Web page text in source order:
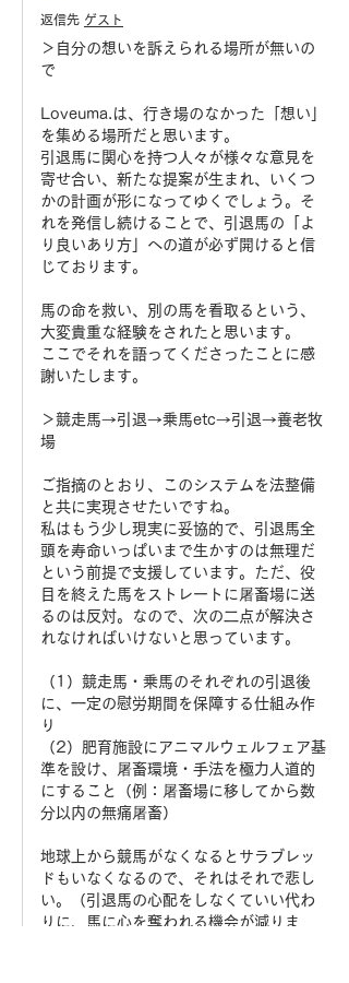
返信先 ゲスト
＞自分の想いを訴えられる場所が無いの
で
Loveuma.は、行き場のなかった「想い」
を集める場所だと思います。
引退馬に関心を持つ人々が様々な意見を
寄せ合い、新たな提案が生まれ、いくつ
かの計画が形になってゆくでしょう。そ
れを発信し続けることで、引退馬の「よ
り良いあり方」への道が必ず開けると信
じております。
馬の命を救い、別の馬を看取るという、
大変貴重な経験をされたと思います。
ここでそれを語ってくださったことに感
謝いたします。
＞競走馬→引退→乗馬etc→引退→養老牧
場
ご指摘のとおり、このシステムを法整備
と共に実現させたいですね。
私はもう少し現実に妥協的で、引退馬全
頭を寿命いっぱいまで生かすのは無理だ
という前提で支援しています。ただ、役
目を終えた馬をストレートに屠畜場に送
るのは反対。なので、次の二点が解決さ
れなければいけないと思っています。
（1）競走馬・乗馬のそれぞれの引退後
に、一定の慰労期間を保障する仕組み作
り
（2）肥育施設にアニマルウェルフェア基
準を設け、屠畜環境・手法を極力人道的
にすること（例：屠畜場に移してから数
分以内の無痛屠畜）
地球上から競馬がなくなるとサラブレッ
ドもいなくなるので、それはそれで悲し
い。（引退馬の心配をしなくていい代わ
りに、馬に心を奪われる機会が減りま